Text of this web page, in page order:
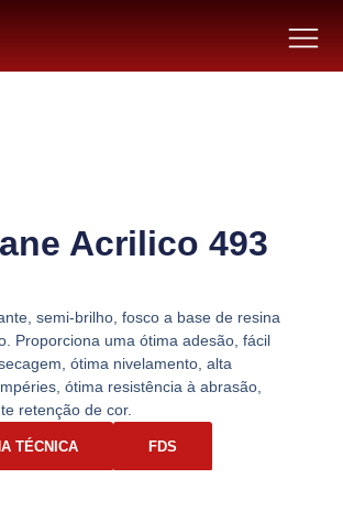
Acrilico 493
semi-brilho, fosco a base de resina
Proporciona uma ótima adesão, fácil
ótima nivelamento, alta
ótima resistência à abrasão,
retenção de cor.
TÉCNICA FDS